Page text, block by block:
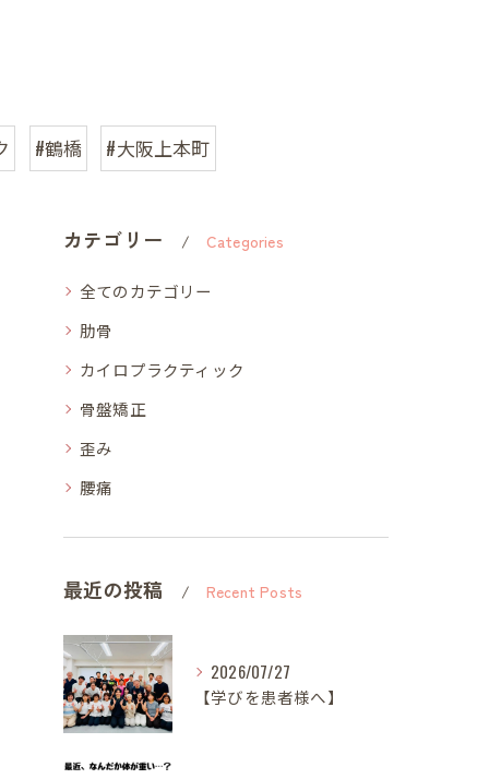
#鶴橋 #大阪上本町
カテゴリー Categories
全てのカテゴリー
肋骨
カイロプラクティック
骨盤矯正
歪み
腰痛
最近の投稿 Recent Posts
2026/07/27
【学びを患者様へ】